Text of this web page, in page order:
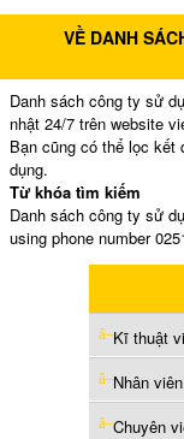
VỀ DANH
Danh sách công ty sử
nhật 24/7 trên website
Bạn cũng có thể lọc kết
dụng.
Từ khóa tìm kiếm
Danh sách công ty sử
using phone number
Kĩ thuật
Nhân
Chuyên